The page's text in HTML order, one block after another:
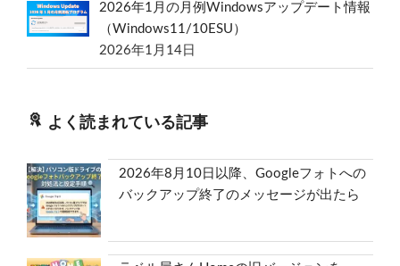
2026年1月の月例Windowsアップデート情報
（Windows11/10ESU）
2026年1月14日
よく読まれている記事
2026年8月10日以降、Googleフォトへの
バックアップ終了のメッセージが出たら